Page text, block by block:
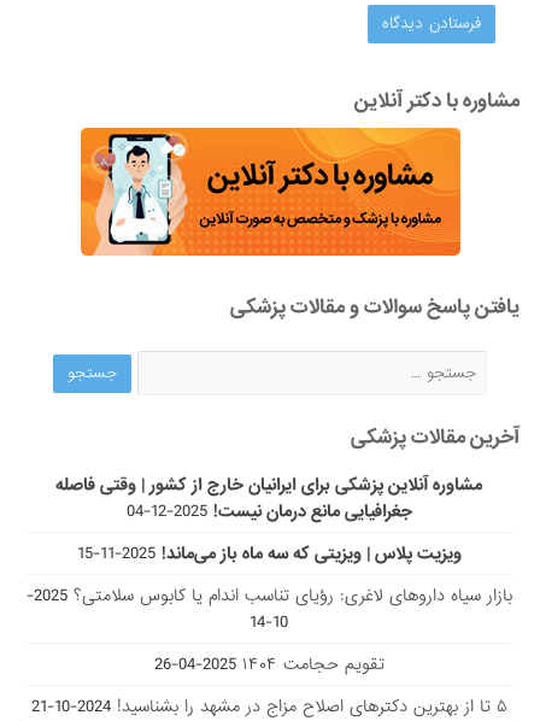
مشاوره با دکتر آنلاین
یافتن پاسخ سوالات و مقالات پزشکی
آخرین مقالات پزشکی
مشاوره آنلاین پزشکی برای ایرانیان خارج از کشور | وقتی فاصله
جغرافیایی مانع درمان نیست! 2025-12-04
ویزیت پلاس | ویزیتی که سه ماه باز می‌ماند! 2025-11-15
بازار سیاه داروهای لاغری: رؤیای تناسب اندام یا کابوس سلامتی؟
2025-
10-14
تقویم حجامت ۱۴۰۴
2025-04-26
۵ تا از بهترین دکتر‌های اصلاح مزاج در مشهد را بشناسید!
2024-10-21